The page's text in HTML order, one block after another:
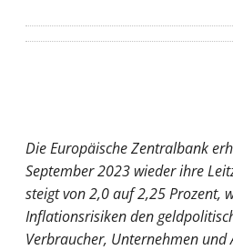
Die Europäische Zentralbank
September 2023 wieder ihre
steigt von 2,0 auf 2,25 Prozent,
Inflationsrisiken den
Verbraucher, Unternehmen und